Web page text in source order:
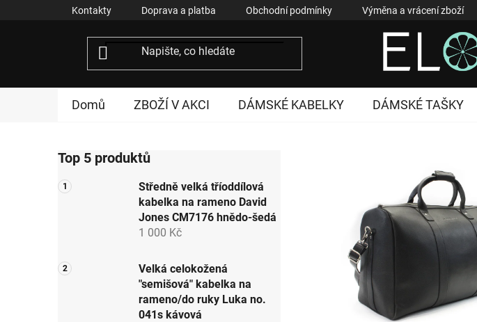
Kontakty Doprava a platba Obchodní podmínky Výměna a vrácení zboží
Domů ZBOŽÍ V AKCI DÁMSKÉ KABELKY DÁMSKÉ TAŠKY
o
s
t
n
Top 5 produktů
Středně velká tříoddílová
kabelka na rameno David
Jones CM7176 hnědo-šedá
1 000 Kč
Velká celokožená
"semišová" kabelka na
rameno/do ruky Luka no.
041s kávová